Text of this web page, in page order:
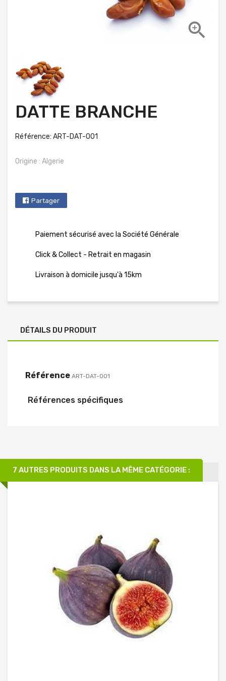

DATTE BRANCHE
Référence: ART-DAT-001
Origine : Algerie
Partager
Paiement sécurisé avec la Société Générale
Click & Collect - Retrait en magasin
Livraison à domicile jusqu'à 15km
DÉTAILS DU PRODUIT
Référence ART-DAT-001
Références spécifiques
7 AUTRES PRODUITS DANS LA MÊME CATÉGORIE :